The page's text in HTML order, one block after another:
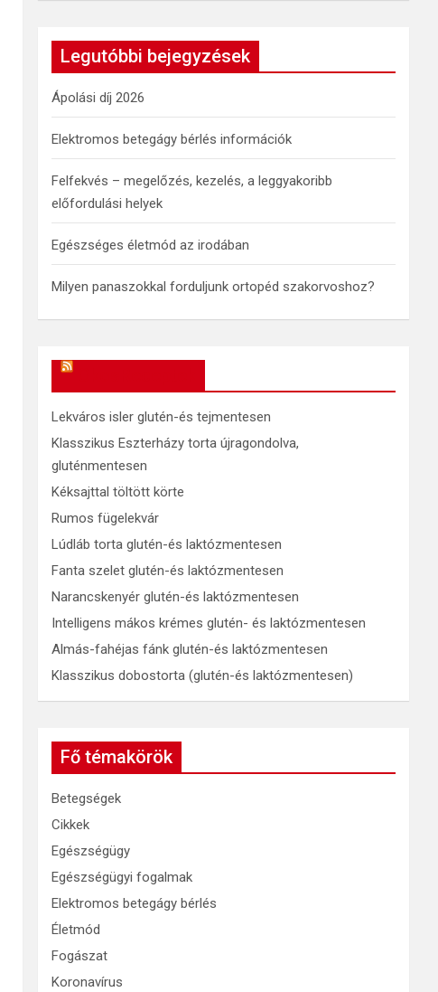
a
h
Legutóbbi bejegyzések
Ápolási díj 2026
Elektromos betegágy bérlés információk
Felfekvés – megelőzés, kezelés, a leggyakoribb
előfordulási helyek
Egészséges életmód az irodában
Milyen panaszokkal forduljunk ortopéd szakorvoshoz?
Lekváros isler glutén-és tejmentesen
Klasszikus Eszterházy torta újragondolva,
gluténmentesen
Kéksajttal töltött körte
Rumos fügelekvár
Lúdláb torta glutén-és laktózmentesen
Fanta szelet glutén-és laktózmentesen
Narancskenyér glutén-és laktózmentesen
Intelligens mákos krémes glutén- és laktózmentesen
Almás-fahéjas fánk glutén-és laktózmentesen
Klasszikus dobostorta (glutén-és laktózmentesen)
Fő témakörök
Betegségek
Cikkek
Egészségügy
Egészségügyi fogalmak
Elektromos betegágy bérlés
Életmód
Fogászat
Koronavírus